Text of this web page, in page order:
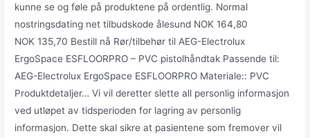
kunne se og føle på produktene på ordentlig. Normal
nostringsdating net tilbudskode ålesund NOK 164,80
NOK 135,70 Bestill nå Rør/tilbehør til AEG-Electrolux
ErgoSpace ESFLOORPRO – PVC pistolhåndtak Passende til:
AEG-Electrolux ErgoSpace ESFLOORPRO Materiale:: PVC
Produktdetaljer… Vi vil deretter slette all personlig informasjon
ved utløpet av tidsperioden for lagring av personlig
informasjon. Dette skal sikre at pasientene som fremover vil